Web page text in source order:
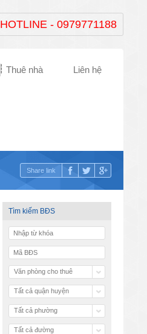
HOTLINE - 0979771188
Thuê nhà Liên hệ
Share link
Tìm kiếm BĐS
Văn phòng cho thuê
Tất cả quận huyện
Tất cả phường
Tất cả đường